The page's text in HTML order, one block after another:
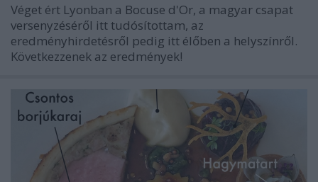
Véget ért Lyonban a Bocuse d'Or, a magyar csapat
versenyzéséről itt tudósítottam, az
eredményhirdetésről pedig itt élőben a helyszínről.
Következzenek az eredmények!